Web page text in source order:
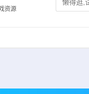
站，为广大用户提供最新、最优
资源